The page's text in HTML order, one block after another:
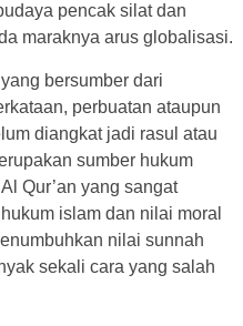
pencak silat dan
maraknya arus globalisasi.
bersumber dari
perbuatan ataupun
diangkat jadi rasul atau
sumber hukum
Qur’an yang sangat
islam dan nilai moral
nilai sunnah
sekali cara yang salah